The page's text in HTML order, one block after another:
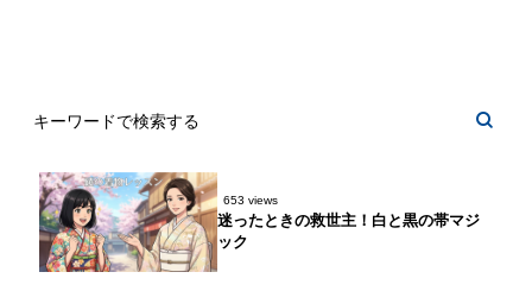
653 views
迷ったときの救世主！白と黒の帯マジ
ック